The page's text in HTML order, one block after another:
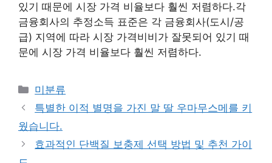
있기 때문에 시장 가격 비율보다 훨씬 저렴하다.각
금융회사의 추정소득 표준은 각 금융회사(도시/공
급) 지역에 따라 시장 가격비비가 잘못되어 있기 때
문에 시장 가격 비율보다 훨씬 저렴하다.
Categories
미분류
특별한 이적 별명을 가진 말 딸 우마무스메를 키
웠습니다.
효과적인 단백질 보충제 선택 방법 및 추천 가이